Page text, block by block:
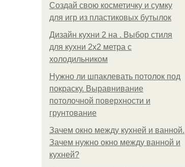
Создай свою косметичку и сумку
для игр из пластиковых бутылок
Дизайн кухни 2 на . Выбор стиля
для кухни 2х2 метра с
холодильником
Нужно ли шпаклевать потолок под
покраску. Выравнивание
потолочной поверхности и
грунтование
Зачем окно между кухней и ванной.
Зачем нужно окно между ванной и
кухней?